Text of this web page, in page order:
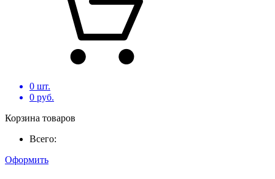
0 шт.
0 руб.
Корзина товаров
Всего:
Оформить